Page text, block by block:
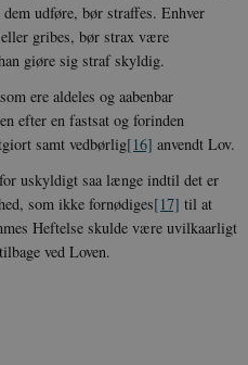
udføre, bør straffes. Enhver
gribes, bør strax være
giøre sig straf skyldig.
ere aldeles og aabenbar
efter en fastsat og forinden
samt vedbørlig[16] anvendt Lov.
uskyldigt saa længe indtil det er
som ikke fornødiges[17] til at
Heftelse skulde være uvilkaarligt
ved Loven.